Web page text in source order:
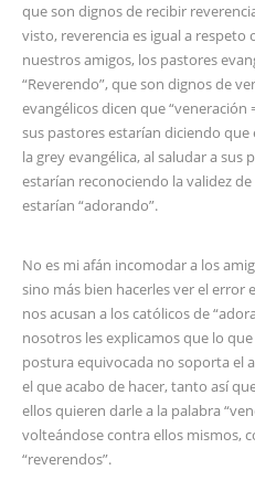
que son dignos de recibir
visto, reverencia es igual a respeto
nuestros amigos, los pastores
“Reverendo”, que son dignos de
evangélicos dicen que “veneración
sus pastores estarían diciendo
la grey evangélica, al saludar a sus
estarían reconociendo la validez
estarían “adorando”.
No es mi afán incomodar a los
sino más bien hacerles ver el error
nos acusan a los católicos de
nosotros les explicamos que lo
postura equivocada no soporta el
el que acabo de hacer, tanto así
ellos quieren darle a la palabra
volteándose contra ellos mismos,
“reverendos”.